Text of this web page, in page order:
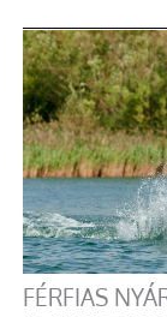
FÉRFIAS